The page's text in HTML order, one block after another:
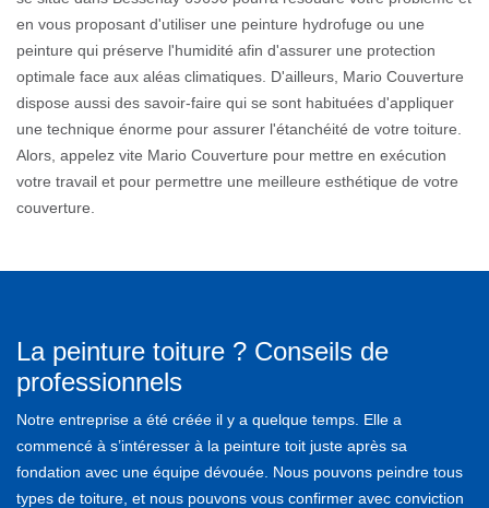
en vous proposant d'utiliser une peinture hydrofuge ou une
peinture qui préserve l'humidité afin d'assurer une protection
optimale face aux aléas climatiques. D'ailleurs, Mario Couverture
dispose aussi des savoir-faire qui se sont habituées d'appliquer
une technique énorme pour assurer l'étanchéité de votre toiture.
Alors, appelez vite Mario Couverture pour mettre en exécution
votre travail et pour permettre une meilleure esthétique de votre
couverture.
La peinture toiture ? Conseils de
professionnels
Notre entreprise a été créée il y a quelque temps. Elle a
commencé à s’intéresser à la peinture toit juste après sa
fondation avec une équipe dévouée. Nous pouvons peindre tous
types de toiture, et nous pouvons vous confirmer avec conviction